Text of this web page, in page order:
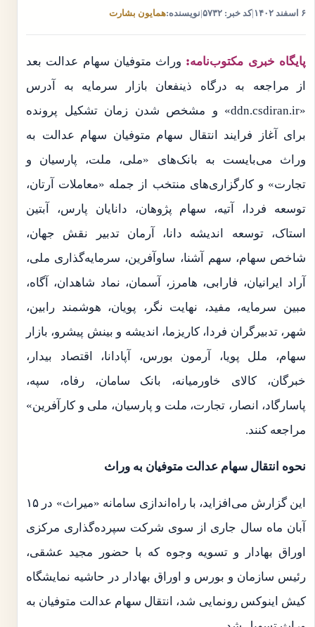
۶ اسفند ۱۴۰۲ |کد خبر: ۵۷۳۲ نویسنده:همایون بشارت
پایگاه خبری مکتوب‌نامه: وراث متوفیان سهام عدالت بعد
از مراجعه به درگاه ذینفعان بازار سرمایه به آدرس
«ddn.csdiran.ir» و مشخص شدن زمان تشکیل پرونده
برای آغاز فرایند انتقال سهام متوفیان سهام عدالت به
وراث می‌بایست به بانک‌های «ملی، ملت، پارسیان و
تجارت» و کارگزاری‌های منتخب از جمله «معاملات آرتان،
توسعه فردا، آتیه، سهام پژوهان، دانایان پارس، آبتین
استاک، توسعه اندیشه دانا، آرمان تدبیر نقش جهان،
شاخص سهام، سهم آشنا، ساوآفرین، سرمایه‌گذاری ملی،
آراد ایرانیان، فارابی، هامرز، آسمان، نماد شاهدان، آگاه،
مبین سرمایه، مفید، نهایت نگر، پویان، هوشمند رابین،
شهر، تدبیرگران فردا، کاریزما، اندیشه و بینش پیشرو، بازار
سهام، ملل پویا، آرمون بورس، آپادانا، اقتصاد بیدار،
خبرگان، کالای خاورمیانه، بانک سامان، رفاه، سپه،
پاسارگاد، انصار، تجارت، ملت و پارسیان، ملی و کارآفرین»
مراجعه کنند.
نحوه انتقال سهام عدالت متوفیان به وراث
این گزارش می‌افزاید، با راه‌اندازی سامانه «میراث» در ۱۵
آبان ماه سال جاری از سوی شرکت سپرده‌گذاری مرکزی
اوراق بهادار و تسویه وجوه که با حضور مجید عشقی،
رئیس سازمان و بورس و اوراق بهادار در حاشیه نمایشگاه
کیش اینوکس رونمایی شد، انتقال سهام عدالت متوفیان به